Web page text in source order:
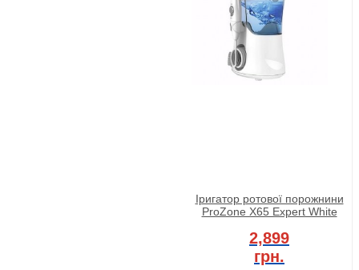
Іригатор ротової порожнини
ProZone X65 Expert White
2,899
грн.